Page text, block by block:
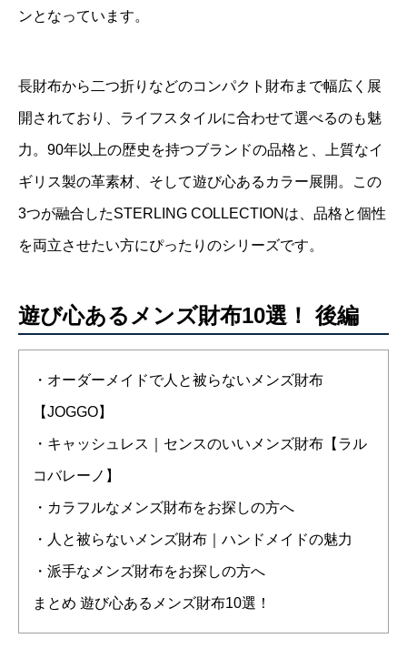
ンとなっています。
長財布から二つ折りなどのコンパクト財布まで幅広く展
開されており、ライフスタイルに合わせて選べるのも魅
力。90年以上の歴史を持つブランドの品格と、上質なイ
ギリス製の革素材、そして遊び心あるカラー展開。この
3つが融合したSTERLING COLLECTIONは、品格と個性
を両立させたい方にぴったりのシリーズです。
遊び心あるメンズ財布10選！ 後編
・オーダーメイドで人と被らないメンズ財布
【JOGGO】
・キャッシュレス｜センスのいいメンズ財布【ラル
コバレーノ】
・カラフルなメンズ財布をお探しの方へ
・人と被らないメンズ財布｜ハンドメイドの魅力
・派手なメンズ財布をお探しの方へ
まとめ 遊び心あるメンズ財布10選！